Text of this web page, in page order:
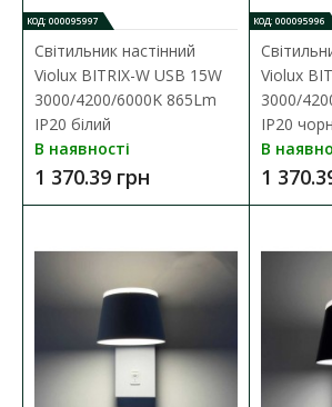
Світильник настінний Violux
Наявність: В наявності
Настінний світильник BITRIX-H Violux
внутрішнього освітлення певн..
472.54 грн
КОД: 000095997
Світильник настінний
Violux BITRIX-W USB 15W
3000/4200/6000K 865Lm
IP20 білий
В наявності
1 370.39 грн
КОД: 000095996
Violux
3000/
IP20
В
1